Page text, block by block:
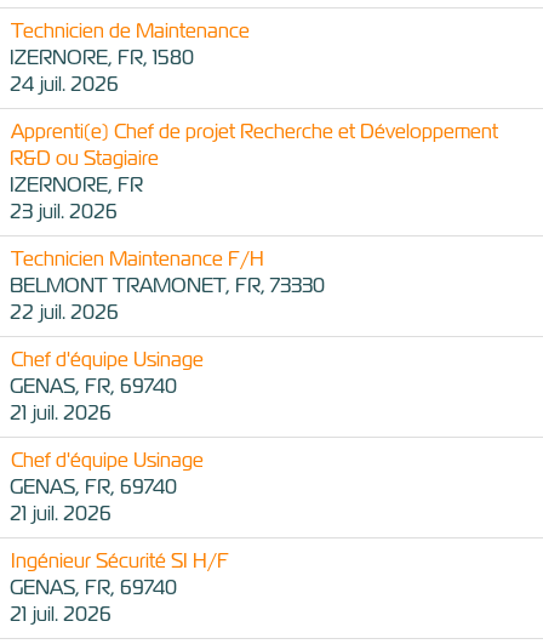
Technicien de Maintenance
IZERNORE, FR, 1580
24 juil. 2026
Apprenti(e) Chef de projet Recherche et Développement
R&D ou Stagiaire
IZERNORE, FR
23 juil. 2026
Technicien Maintenance F/H
BELMONT TRAMONET, FR, 73330
22 juil. 2026
Chef d'équipe Usinage
GENAS, FR, 69740
21 juil. 2026
Chef d'équipe Usinage
GENAS, FR, 69740
21 juil. 2026
Ingénieur Sécurité SI H/F
GENAS, FR, 69740
21 juil. 2026